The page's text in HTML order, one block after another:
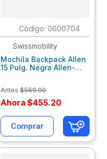
: 0600704
Swissmobility
Mochila Backpack Allen
15 Pulg. Negra Allen-
Antes $569.00
Ahora $455.20
Comprar